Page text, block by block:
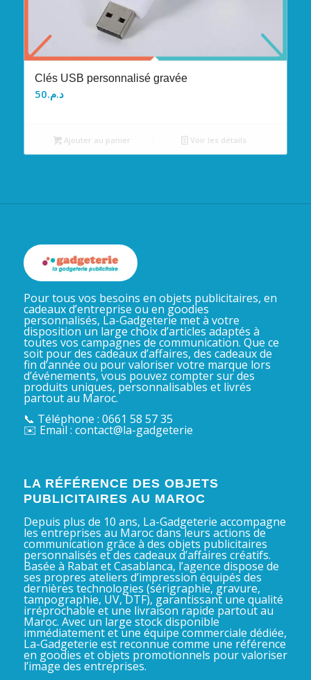
Clés USB personnalisé gravée
د.م.50
Ajouter au panier Voir les détails
Pour tous vos besoins en objets publicitaires, en
cadeaux d’entreprise ou en goodies
personnalisés, La-Gadgeterie met à votre
disposition un large choix d’articles adaptés à
toutes vos campagnes de communication. Que ce
soit pour des cadeaux d’affaires, des cadeaux de
fin d’année ou pour valoriser votre marque lors
d’événements, vous pouvez compter sur des
produits uniques, personnalisables et livrés
partout au Maroc.
📞 Téléphone : 0661 58 57 35
✉️ Email : contact@la-gadgeterie
LA RÉFÉRENCE DES OBJETS
PUBLICITAIRES AU MAROC
Depuis plus de 10 ans, La-Gadgeterie accompagne
les entreprises au Maroc dans leurs actions de
communication grâce à des objets publicitaires
personnalisés et des cadeaux d’affaires créatifs.
Basée à Rabat et Casablanca, l’agence dispose de
ses propres ateliers d’impression équipés des
dernières technologies (sérigraphie, gravure,
tampographie, UV, DTF), garantissant une qualité
irréprochable et une livraison rapide partout au
Maroc. Avec un large stock disponible
immédiatement et une équipe commerciale dédiée,
La-Gadgeterie est reconnue comme une référence
en goodies et objets promotionnels pour valoriser
l’image des entreprises.